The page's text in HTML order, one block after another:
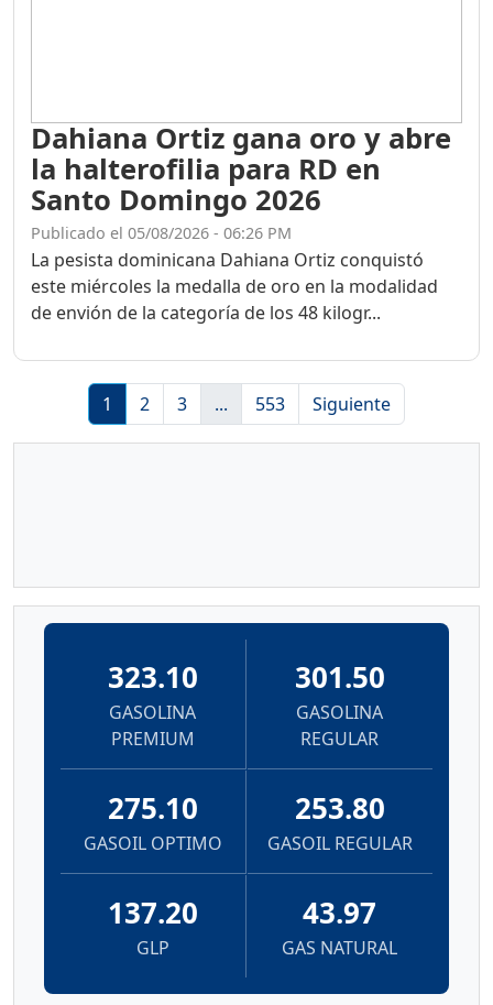
Dahiana Ortiz gana oro y abre
la halterofilia para RD en
Santo Domingo 2026
Publicado el 05/08/2026 - 06:26 PM
La pesista dominicana Dahiana Ortiz conquistó
este miércoles la medalla de oro en la modalidad
de envión de la categoría de los 48 kilogr...
1 2 3 ... 553 Siguiente
323.10
GASOLINA
PREMIUM
301.50
GASOLINA
REGULAR
275.10
GASOIL OPTIMO
253.80
GASOIL REGULAR
137.20
GLP
43.97
GAS NATURAL